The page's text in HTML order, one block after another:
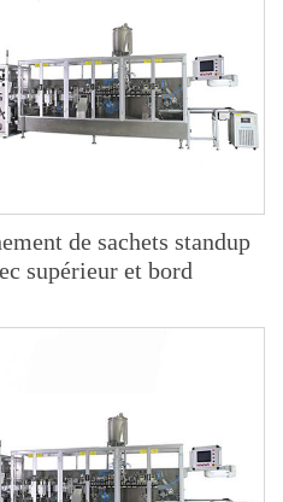
de sachets standup
supérieur et bord